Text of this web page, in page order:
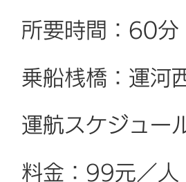
所要時間：60分
乗船桟橋：運河
運航スケジュ
料金：99元／人